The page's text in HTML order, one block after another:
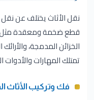
نقل الأثاث يختلف عن
قطع ضخمة ومعقدة مثل
الخزائن المدمجة،
تمتلك المهارات
فك وتركيب الأثاث